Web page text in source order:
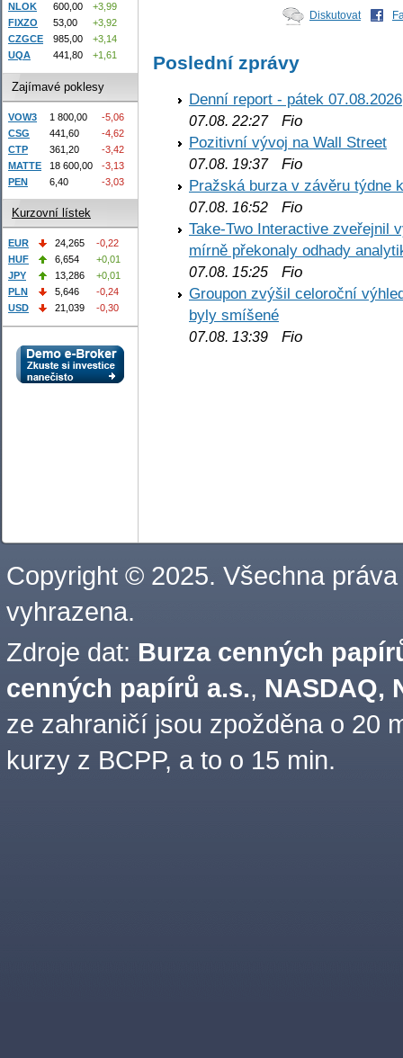
Diskutovat
Poslední zprávy
Denní report - pátek 07.08.2026
07.08. 22:27Fio
Pozitivní vývoj na Wall Street
07.08. 19:37Fio
Pražská burza v závěru týdne
07.08. 16:52 Fio
Take-Two Interactive zveřejnil
mírně překonaly odhady
07.08. 15:25 Fio
Groupon zvýšil celoroční
byly smíšené
07.08. 13:39 Fio
NLOK
600,00
+3,99
FIXZO
53,00
+3,92
CZGCE
985,00
+3,14
UQA
441,80 +1,61
Zajímavé poklesy
VOW3 1 800,00
-5,06
CSG
441,60
-4,62
CTP
361,20
-3,42
MATTE
18 600,00
-3,13
PEN
6,40 -3,03
Kurzovní lístek
EUR 24,265
-0,22
HUF
6,654
+0,01
JPY
13,286
+0,01
PLN
5,646
-0,24
USD
21,039 -0,30
Copyright © 2025. Všechna práva
vyhrazena.
Zdroje dat: Burza cenných
cenných papírů a.s., NASDAQ,
ze zahraničí jsou zpožděna o 20
kurzy z BCPP, a to o 15 min.